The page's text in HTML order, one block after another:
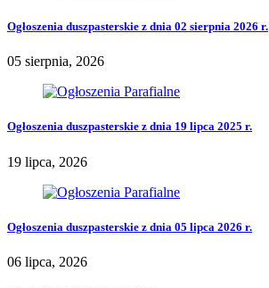
Ogłoszenia duszpasterskie z dnia 02 sierpnia 2026 r.
05 sierpnia, 2026
Ogłoszenia duszpasterskie z dnia 19 lipca 2025 r.
19 lipca, 2026
Ogłoszenia duszpasterskie z dnia 05 lipca 2026 r.
06 lipca, 2026